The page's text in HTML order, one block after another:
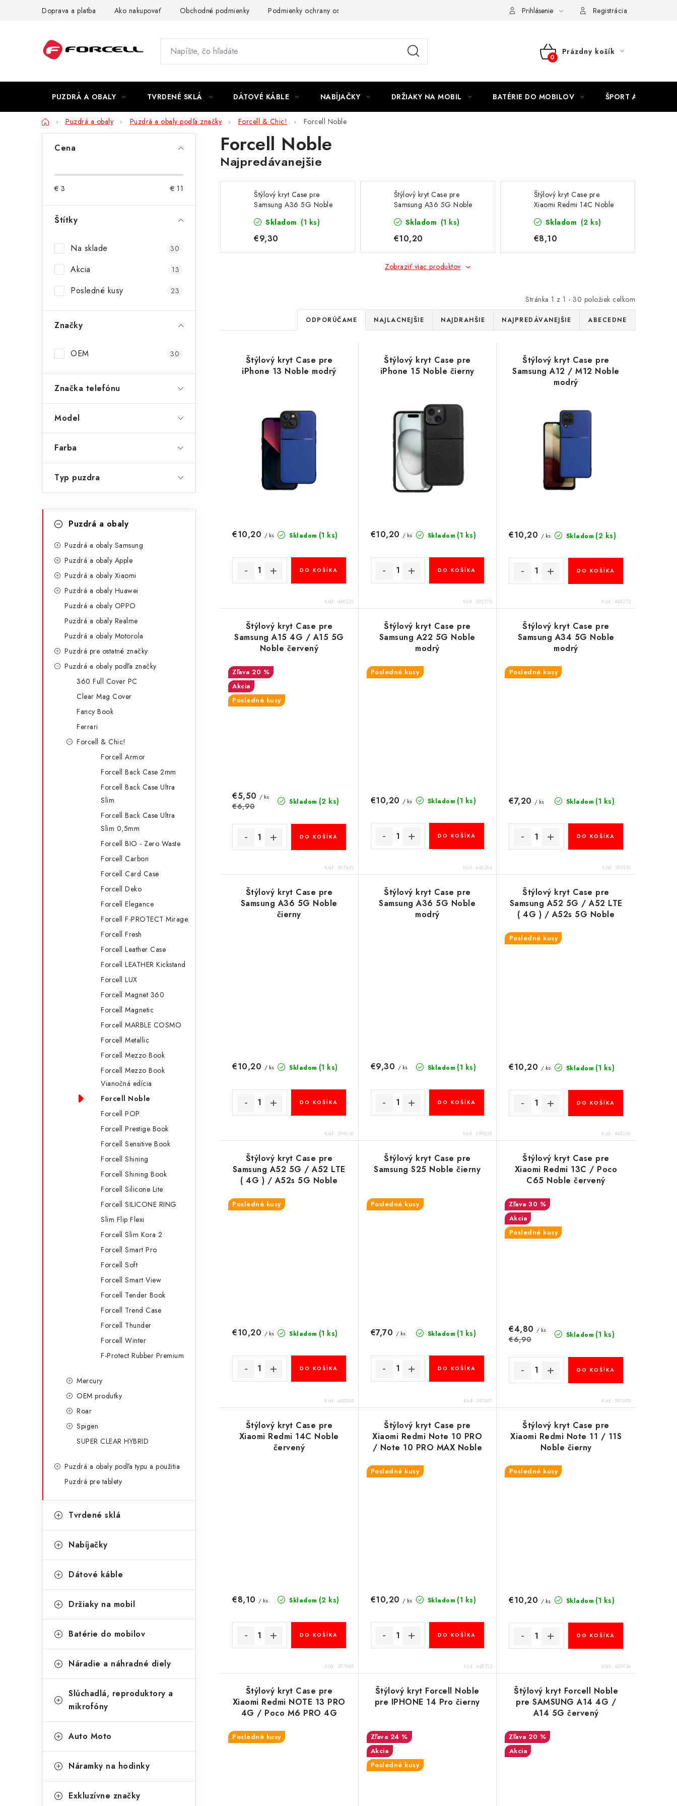
Doprava a platba Ako nakupovať Obchodné podmienky Podmienky ochrany osobných údajov Prihlásenie Registrácia
NÁKUPNÝ
Prázdny košík
PUZDRÁ A OBALY TVRDENÉ SKLÁ DÁTOVÉ KÁBLE NABÍJAČKY DRŽIAKY NA MOBIL BATÉRIE DO MOBILOV ŠPORT A HOBBY
DomovPuzdrá a obaly Puzdrá a obaly podľa značky Forcell & Chic! Forcell Noble
n
l
Cena
€ 3 € 11
Štítky
Na sklade 30
Akcia 13
Posledné kusy 23
Značky
OEM 30
Značka telefónu
Model
Farba
Typ puzdra
kategóriePuzdrá a obaly
Puzdrá a obaly Samsung
Puzdrá a obaly Apple
Puzdrá a obaly Xiaomi
Puzdrá a obaly Huawei
Puzdrá a obaly OPPO
Puzdrá a obaly Realme
Puzdrá a obaly Motorola
Puzdrá pre ostatné značky
Puzdrá a obaly podľa značky
360 Full Cover PC
Clear Mag Cover
Fancy Book
Ferrari
Forcell & Chic!
Forcell Armor
Forcell Back Case 2mm
Forcell Back Case Ultra
Slim
Forcell Back Case Ultra
Slim 0,5mm
Forcell BIO - Zero Waste
Forcell Carbon
Forcell Card Case
Forcell Deko
Forcell Elegance
Forcell F-PROTECT Mirage
Forcell Fresh
Forcell Leather Case
Forcell LEATHER Kickstand
Forcell LUX
Forcell Magnet 360
Forcell Magnetic
Forcell MARBLE COSMO
Forcell Metallic
Forcell Mezzo Book
Forcell Mezzo Book
Vianočná edícia
Forcell Noble
Forcell POP
Forcell Prestige Book
Forcell Sensitive Book
Forcell Shining
Forcell Shining Book
Forcell Silicone Lite
Forcell SILICONE RING
Slim Flip Flexi
Forcell Slim Kora 2
Forcell Smart Pro
Forcell Soft
Forcell Smart View
Forcell Tender Book
Forcell Trend Case
Forcell Thunder
Forcell Winter
F-Protect Rubber Premium
Mercury
OEM produtky
Roar
Spigen
SUPER CLEAR HYBRID
Puzdrá a obaly podľa typu a použitia
Puzdrá pre tablety
Tvrdené sklá
Nabíjačky
Dátové káble
Držiaky na mobil
Batérie do mobilov
Náradie a náhradné diely
Slúchadlá, reproduktory a
mikrofóny
Auto Moto
Náramky na hodinky
Exkluzívne značky
Forcell Noble
Najpredávanejšie
Štýlový kryt Case pre
Samsung A36 5G Noble
Skladom (1 ks)
€9,30
Štýlový kryt Case pre
Samsung A36 5G Noble
Skladom (1 ks)
€10,20
Štýlový kryt Case pre
Xiaomi Redmi 14C Noble
Skladom (2 ks)
€8,10
Zobraziť viac produktov
Stránka 1 z 1 - 30 položiek celkom
R
a
d
e
i
e
p
r
o
u
t
o
v
ODPORÚČAME NAJLACNEJŠIE NAJDRAHŠIE NAJPREDÁVANEJŠIE ABECEDNE
Štýlový kryt Case pre
iPhone 13 Noble modrý
Skladom (1 ks)
€10,20 / ks
DO KOŠÍKA
Kód: 448332
Štýlový kryt Case pre
iPhone 15 Noble čierny
Skladom (1 ks)
€10,20 / ks
DO KOŠÍKA
Kód:592770
Štýlový kryt Case pre
Samsung A12 / M12 Noble
modrý
Skladom (2 ks)
€10,20 / ks
DO KOŠÍKA
Kód: 448272
Štýlový kryt Case pre
Samsung A15 4G / A15 5G
Noble červený
20 %
Akcia
Posledné kusy
Skladom (2 ks)
€5,50 / ks
€6,90
DO KOŠÍKA
Kód: 597492
Štýlový kryt Case pre
Samsung A22 5G Noble
modrý
Posledné kusy
Skladom (1 ks)
€10,20 / ks
DO KOŠÍKA
Kód:448284
Štýlový kryt Case pre
Samsung A34 5G Noble
modrý
Posledné kusy
Skladom (1 ks)
€7,20 / ks
DO KOŠÍKA
Kód: 590176
Štýlový kryt Case pre
Samsung A36 5G Noble
čierny
Skladom (1 ks)
€10,20 / ks
DO KOŠÍKA
Kód: 299036
Štýlový kryt Case pre
Samsung A36 5G Noble
modrý
Skladom (1 ks)
€9,30 / ks
DO KOŠÍKA
Kód: 299038
Štýlový kryt Case pre
Samsung A52 5G / A52 LTE
( 4G ) / A52s 5G Noble
Posledné kusy
Skladom (1 ks)
€10,20 / ks
DO KOŠÍKA
Kód: 448268
Štýlový kryt Case pre
Samsung A52 5G / A52 LTE
( 4G ) / A52s 5G Noble
Posledné kusy
Skladom (1 ks)
€10,20 / ks
DO KOŠÍKA
Kód: 448264
Štýlový kryt Case pre
Samsung S25 Noble čierny
Posledné kusy
Skladom (1 ks)
€7,70 / ks
DO KOŠÍKA
Kód: 297461
Štýlový kryt Case pre
Xiaomi Redmi 13C / Poco
C65 Noble červený
30 %
Akcia
Posledné kusy
Skladom (1 ks)
€4,80 / ks
€6,90
DO KOŠÍKA
Kód: 597695
Štýlový kryt Case pre
Xiaomi Redmi 14C Noble
červený
Skladom (2 ks)
€8,10 / ks
DO KOŠÍKA
Kód: 297965
Štýlový kryt Case pre
Xiaomi Redmi Note 10 PRO
/ Note 10 PRO MAX Noble
Posledné kusy
Skladom (1 ks)
€10,20 / ks
DO KOŠÍKA
Kód:448312
Štýlový kryt Case pre
Xiaomi Redmi Note 11 / 11S
Noble čierny
Posledné kusy
Skladom (1 ks)
€10,20 / ks
DO KOŠÍKA
Kód: 450936
Štýlový kryt Case pre
Xiaomi Redmi NOTE 13 PRO
4G / Poco M6 PRO 4G
Posledné kusy
Štýlový kryt Forcell Noble
pre IPHONE 14 Pro čierny
24 %
Akcia
Posledné kusy
Štýlový kryt Forcell Noble
pre SAMSUNG A14 4G /
A14 5G červený
20 %
Akcia